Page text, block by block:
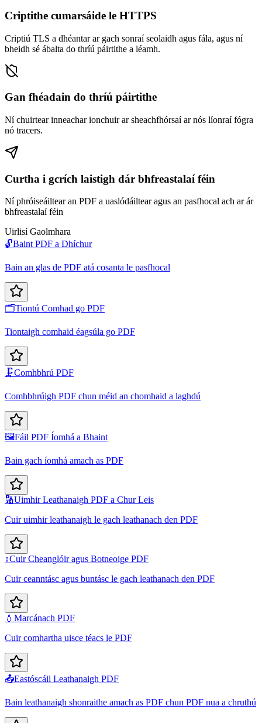
Criptithe cumarsáide le HTTPS
Criptiú TLS a dhéantar ar gach sonraí seolaidh agus fála, agus ní
bheidh sé ábalta do thríú páirtithe a léamh.
Gan fhéadain do thríú páirtithe
Ní chuirtear inneachar ionchuir ar sheachfhórsaí ar nós líonraí fógra
nó tracers.
Curtha i gcrích laistigh dár bhfreastalaí féin
Ní phróiseáiltear an PDF a uaslódáiltear agus an pasfhocal ach ar ár
bhfreastalaí féin
Uirlisí Gaolmhara
🔓Baint PDF a Dhíchur
Bain an glas de PDF atá cosanta le pasfhocal
🗂️Tiontú Comhad go PDF
Tiontaigh comhaid éagsúla go PDF
🗜️Comhbhrú PDF
Comhbhrúigh PDF chun méid an chomhaid a laghdú
🖼️Fáil PDF Íomhá a Bhaint
Bain gach íomhá amach as PDF
🔢Uimhir Leathanaigh PDF a Chur Leis
Cuir uimhir leathanaigh le gach leathanach den PDF
↕️Cuir Cheanglóir agus Botneoige PDF
Cuir ceanntásc agus buntásc le gach leathanach den PDF
💧 Marcánach PDF
Cuir comhartha uisce téacs le PDF
📤Eastóscáil Leathanaigh PDF
Bain leathanaigh shonraithe amach as PDF chun PDF nua a chruthú